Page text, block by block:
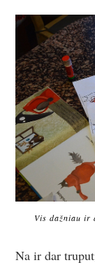
Vis dažniau ir
Na ir dar